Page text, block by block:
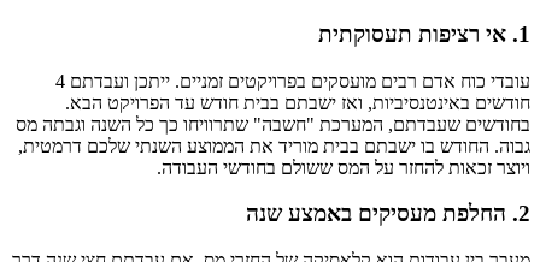
1. אי רציפות תעסוקתית
עובדי כוח אדם רבים מועסקים בפרויקטים זמניים. ייתכן ועבדתם 4
חודשים באינטנסיביות, ואז ישבתם בבית חודש עד הפרויקט הבא.
בחודשים שעבדתם, המערכת "חשבה" שתרוויחו כך כל השנה וגבתה מס
גבוה. החודש בו ישבתם בבית מוריד את הממוצע השנתי שלכם דרמטית,
ויוצר זכאות להחזר על המס ששולם בחודשי העבודה.
2. החלפת מעסיקים באמצע שנה